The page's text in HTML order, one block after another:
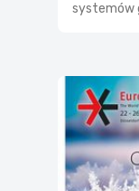
systemów